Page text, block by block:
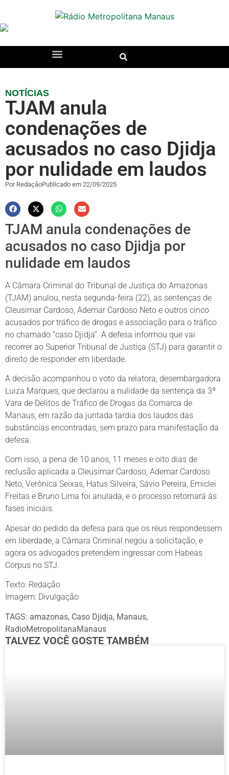
NOTÍCIAS
TJAM anula
condenações de
acusados no caso Djidja
por nulidade em laudos
PorRedaçãoPublicado em 22/09/2025
TJAM anula condenações de
acusados no caso Djidja por
nulidade em laudos
A Câmara Criminal do Tribunal de Justiça do Amazonas
(TJAM) anulou, nesta segunda-feira (22), as sentenças de
Cleusimar Cardoso, Ademar Cardoso Neto e outros cinco
acusados por tráfico de drogas e associação para o tráfico
no chamado “caso Djidja”. A defesa informou que vai
recorrer ao Superior Tribunal de Justiça (STJ) para garantir o
direito de responder em liberdade.
A decisão acompanhou o voto da relatora, desembargadora
Luiza Marques, que declarou a nulidade da sentença da 3ª
Vara de Delitos de Tráfico de Drogas da Comarca de
Manaus, em razão da juntada tardia dos laudos das
substâncias encontradas, sem prazo para manifestação da
defesa.
Com isso, a pena de 10 anos, 11 meses e oito dias de
reclusão aplicada a Cleusimar Cardoso, Ademar Cardoso
Neto, Verônica Seixas, Hatus Silveira, Sávio Pereira, Emiclei
Freitas e Bruno Lima foi anulada, e o processo retornará às
fases iniciais.
Apesar do pedido da defesa para que os réus respondessem
em liberdade, a Câmara Criminal negou a solicitação, e
agora os advogados pretendem ingressar com Habeas
Corpus no STJ.
Texto: Redação
Imagem: Divulgação
TAGS: amazonas, Caso Djidja, Manaus,
RadioMetropolitanaManaus
TALVEZ VOCÊ GOSTE TAMBÉM